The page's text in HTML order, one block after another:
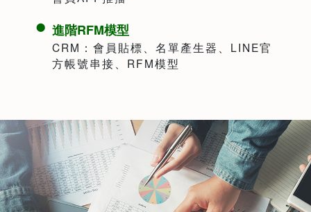
進階RFM模型
CRM：會員貼標、名單產生器、LINE官
方帳號串接、RFM模型